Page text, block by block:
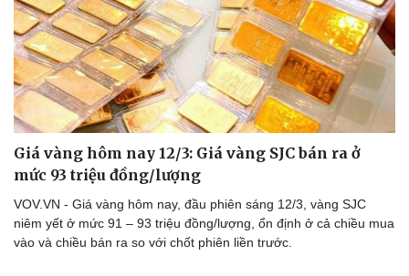
Giá vàng hôm nay 12/3: Giá vàng SJC bán ra ở
mức 93 triệu đồng/lượng
VOV.VN - Giá vàng hôm nay, đầu phiên sáng 12/3, vàng SJC
niêm yết ở mức 91 – 93 triệu đồng/lượng, ổn định ở cả chiều mua
vào và chiều bán ra so với chốt phiên liền trước.